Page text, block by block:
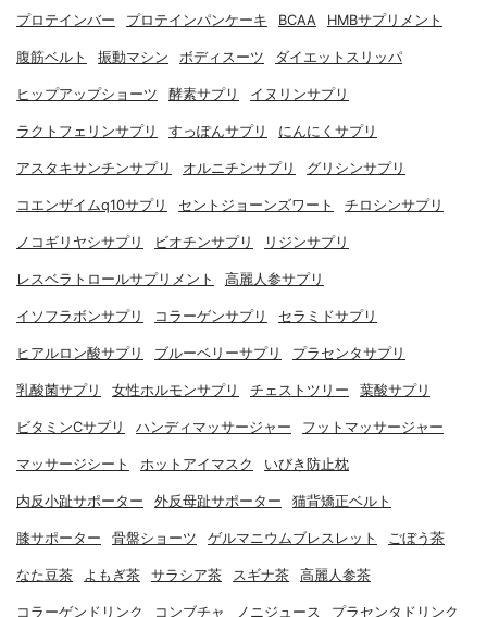
プロテインバー プロテインパンケーキ BCAA HMBサプリメント
腹筋ベルト 振動マシン ボディスーツ ダイエットスリッパ
ヒップアップショーツ 酵素サプリ イヌリンサプリ
ラクトフェリンサプリ すっぽんサプリ にんにくサプリ
アスタキサンチンサプリ オルニチンサプリ グリシンサプリ
コエンザイムq10サプリ セントジョーンズワート チロシンサプリ
ノコギリヤシサプリ ビオチンサプリ リジンサプリ
レスベラトロールサプリメント 高麗人参サプリ
イソフラボンサプリ コラーゲンサプリ セラミドサプリ
ヒアルロン酸サプリ ブルーベリーサプリ プラセンタサプリ
乳酸菌サプリ 女性ホルモンサプリ チェストツリー 葉酸サプリ
ビタミンCサプリ ハンディマッサージャー フットマッサージャー
マッサージシート ホットアイマスク いびき防止枕
内反小趾サポーター 外反母趾サポーター 猫背矯正ベルト
膝サポーター 骨盤ショーツ ゲルマニウムブレスレット ごぼう茶
なた豆茶 よもぎ茶 サラシア茶 スギナ茶 高麗人参茶
コラーゲンドリンク コンブチャ ノニジュース プラセンタドリンク